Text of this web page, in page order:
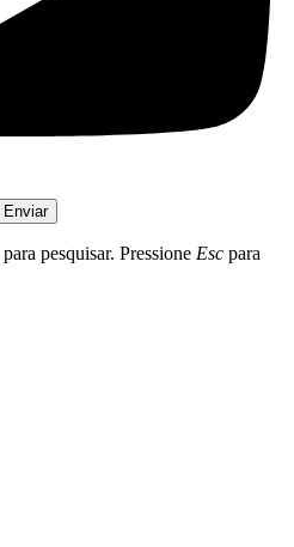
Enviar
para pesquisar. Pressione Esc para